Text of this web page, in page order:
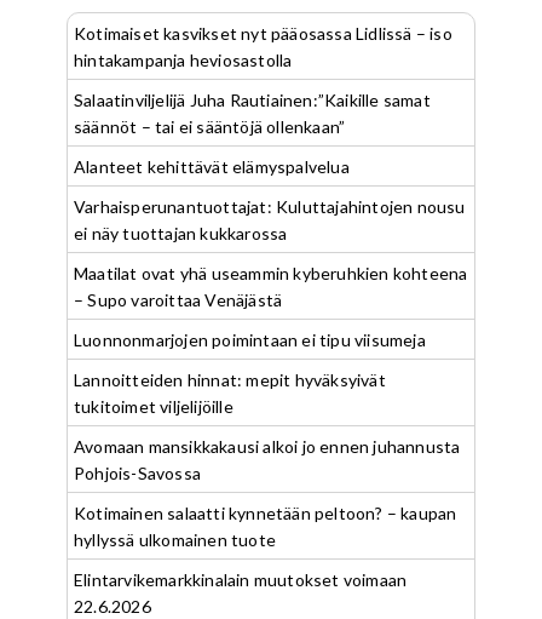
Kotimaiset kasvikset nyt pääosassa Lidlissä – iso
hintakampanja heviosastolla
Salaatinviljelijä Juha Rautiainen:”Kaikille samat
säännöt – tai ei sääntöjä ollenkaan”
Alanteet kehittävät elämyspalvelua
Varhaisperunantuottajat: Kuluttajahintojen nousu
ei näy tuottajan kukkarossa
Maatilat ovat yhä useammin kyberuhkien kohteena
– Supo varoittaa Venäjästä
Luonnonmarjojen poimintaan ei tipu viisumeja
Lannoitteiden hinnat: mepit hyväksyivät
tukitoimet viljelijöille
Avomaan mansikkakausi alkoi jo ennen juhannusta
Pohjois-Savossa
Kotimainen salaatti kynnetään peltoon? – kaupan
hyllyssä ulkomainen tuote
Elintarvikemarkkinalain muutokset voimaan
22.6.2026